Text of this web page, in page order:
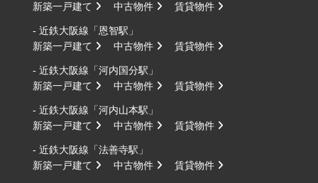
新築一戸建て
中古物件 賃貸物件
- 近鉄大阪線「恩智駅」
新築一戸建て
中古物件 賃貸物件
- 近鉄大阪線「河内国分駅」
新築一戸建て
中古物件 賃貸物件
- 近鉄大阪線「河内山本駅」
新築一戸建て
中古物件 賃貸物件
- 近鉄大阪線「法善寺駅」
新築一戸建て
中古物件 賃貸物件